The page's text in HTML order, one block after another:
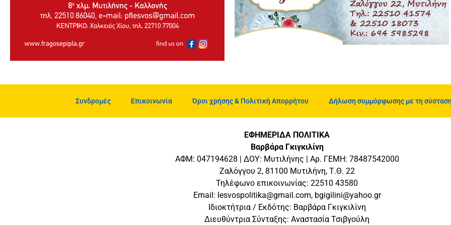
Συνδρομές Επικοινωνία Όροι χρήσης & Πολιτική Απορρήτου Δήλωση συμμόρφωσης με τη
ΕΦΗΜΕΡΙΔΑ ΠΟΛΙΤΙΚΑ
Βαρβάρα Γκιγκιλίνη
ΑΦΜ: 047194628 | ΔΟΥ: Μυτιλήνης | Αρ. ΓΕΜΗ: 78487542000
Ζαλόγγου 2, 81100 Μυτιλήνη, Τ.Θ. 22
Τηλέφωνο επικοινωνίας: 22510 43580
Εmail: lesvospolitika@gmail.com, bgigilini@yahoo.gr
Ιδιοκτήτρια / Εκδότης: Βαρβάρα Γκιγκιλίνη
Διευθύντρια Σύνταξης: Αναστασία Τσιβγούλη